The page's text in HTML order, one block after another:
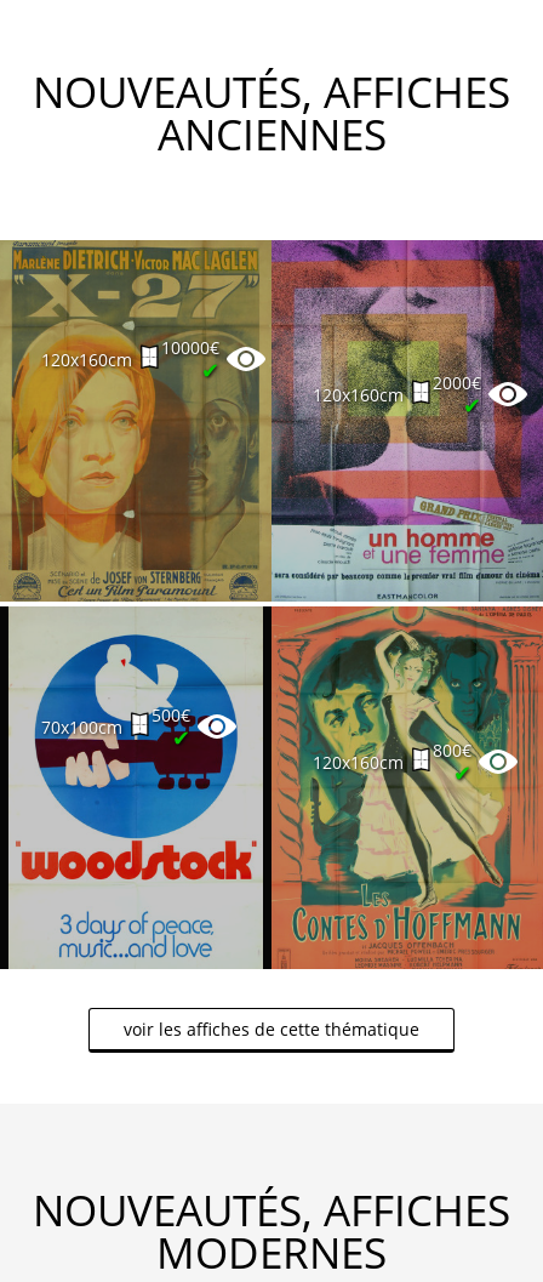
NOUVEAUTÉS, AFFICHES
ANCIENNES
120x160cm
10000€
✔
120x160cm
2000€
✔
70x100cm
500€
✔
120x160cm
800€
✔
voir les affiches de cette thématique
NOUVEAUTÉS, AFFICHES
MODERNES